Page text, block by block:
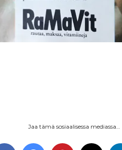
Jaa tämä sosiaalisessa mediassa…